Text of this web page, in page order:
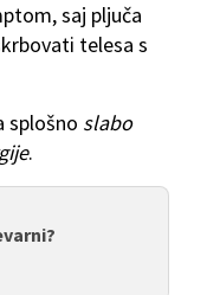
saj pljuča
telesa s
splošno slabo
.